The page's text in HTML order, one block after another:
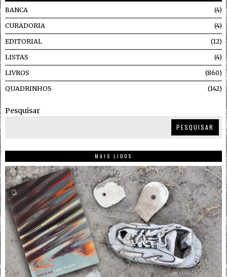
BANCA
4
CURADORIA 4
EDITORIAL 12
LISTAS 4
LIVROS 860
QUADRINHOS 142
Pesquisar
PESQUISAR
MAIS LIDOS